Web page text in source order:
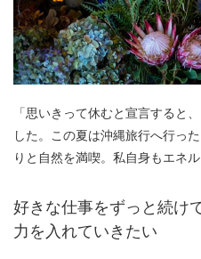
「思いきって休むと宣言すると
した。この夏は沖縄旅行へ行っ
りと自然を満喫。私自身もエネ
好きな仕事をずっと続け
力を入れていきたい